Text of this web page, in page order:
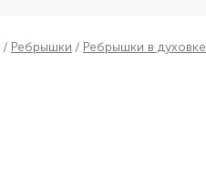
Ребрышки
Ребрышки в духовке